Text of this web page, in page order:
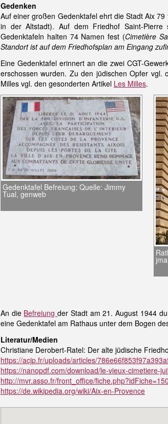
Gedenken
Auf einer großen Gedenktafel ehrt die Stadt Aix
in der Altstadt). Auf dem Friedhof Saint-Pierre
Gedenktafeln halten 74 Namen fest (Cimetière
Standort ist auf dem Friedhofsplan am Eingang
Eine Gedenktafel erinnert an die zwei CGT-
erschossen wurden. Zu den jüdischen Opfer vgl.
Milles vgl. den gesonderten Artikel Les Milles.
Gedenktafel Befreiung; Quelle: Jimmy
Tual, genweb
An die Befreiungder Stadt am 21. August 1944
eine Gedenktafel am Rathaus unter dem Bogen
Literatur/Medien
Christiane Derobert-Ratel: Der alte jüdische
https://acjp.fr/uploads/articles/
https://nanopdf.com/download/le-vieux-cimetiere-
http://mvr.asso.fr/front_office/
https://de.wikipedia.org/wiki/Aix-en-Provence